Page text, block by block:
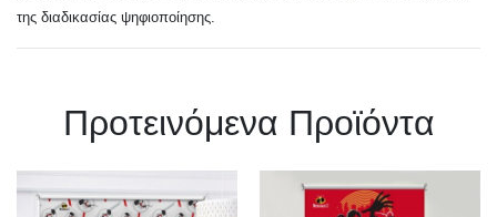
της διαδικασίας ψηφιοποίησης.
Πρoτεινόμενα Προϊόντα